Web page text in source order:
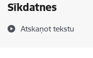
Sīkdatnes
Atskaņot tekstu